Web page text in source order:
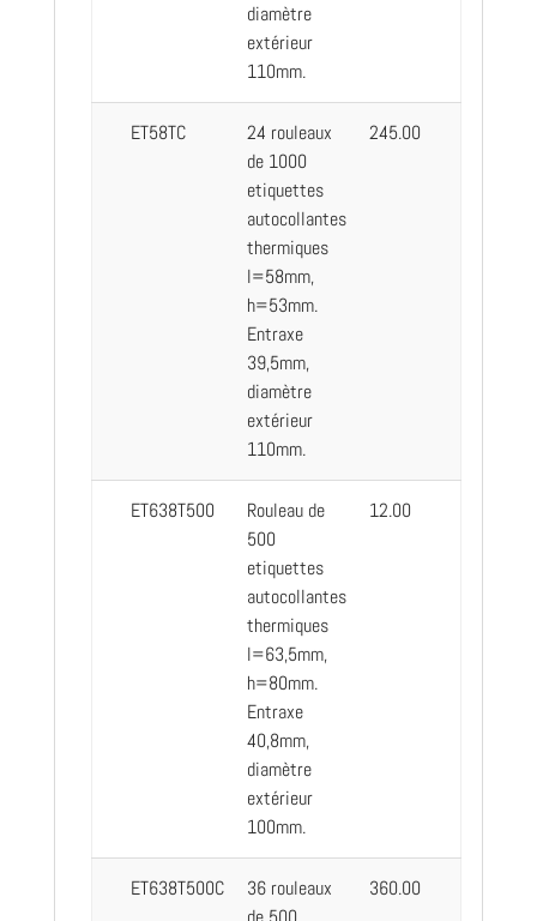
diamètre
extérieur
110mm.
ET58TC
24 rouleaux
de 1000
etiquettes
autocollantes
thermiques
l=58mm,
h=53mm.
Entraxe
39,5mm,
diamètre
extérieur
110mm.
245.00
ET638T500
Rouleau de
500
etiquettes
autocollantes
thermiques
l=63,5mm,
h=80mm.
Entraxe
40,8mm,
diamètre
extérieur
100mm.
12.00
ET638T500C
36 rouleaux
360.00